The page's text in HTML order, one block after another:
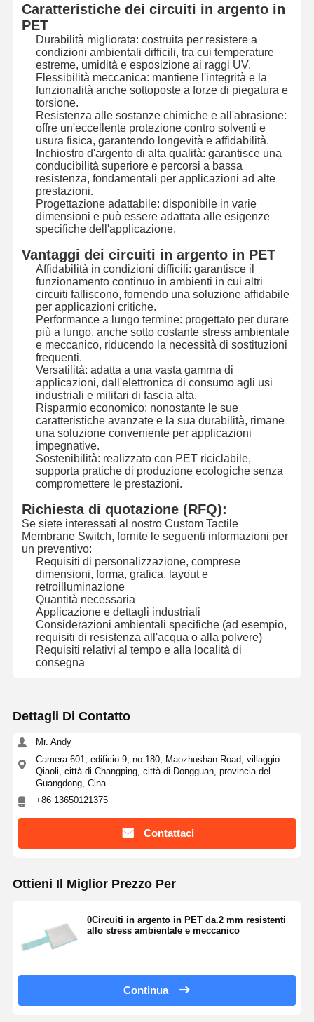
Casa. Prodotti Video Su Di Noi
Visita Alla
Fabbrica
Controllo
Della Qualità
Contattaci Notizie
Chiedi Un
Preventivo
Commutatore di membrana su ordinazione
Commutatore di membrana industriale
Commutatore di membrana flessibile
Commutatore di membrana del PWB
Commutatore di membrana di FPC
Commutatore di membrana della lampadina
Commutatore di membrana della tastiera
Commutatore del pannello della membrana
Circuiti in PET
Pellicola di guida luminosa
Assemblaggio a cupola di metallo
Lenti PMMA
Caratteristiche dei circuiti in argento in
PET
Durabilità migliorata: costruita per resistere a
condizioni ambientali difficili, tra cui temperature
estreme, umidità e esposizione ai raggi UV.
Flessibilità meccanica: mantiene l'integrità e la
funzionalità anche sottoposte a forze di piegatura e
torsione.
Resistenza alle sostanze chimiche e all'abrasione:
offre un'eccellente protezione contro solventi e
usura fisica, garantendo longevità e affidabilità.
Inchiostro d'argento di alta qualità: garantisce una
conducibilità superiore e percorsi a bassa
resistenza, fondamentali per applicazioni ad alte
prestazioni.
Progettazione adattabile: disponibile in varie
dimensioni e può essere adattata alle esigenze
specifiche dell'applicazione.
Vantaggi dei circuiti in argento in PET
Affidabilità in condizioni difficili: garantisce il
funzionamento continuo in ambienti in cui altri
circuiti falliscono, fornendo una soluzione affidabile
per applicazioni critiche.
Performance a lungo termine: progettato per durare
più a lungo, anche sotto costante stress ambientale
e meccanico, riducendo la necessità di sostituzioni
frequenti.
Versatilità: adatta a una vasta gamma di
applicazioni, dall'elettronica di consumo agli usi
industriali e militari di fascia alta.
Risparmio economico: nonostante le sue
caratteristiche avanzate e la sua durabilità, rimane
una soluzione conveniente per applicazioni
impegnative.
Sostenibilità: realizzato con PET riciclabile,
supporta pratiche di produzione ecologiche senza
compromettere le prestazioni.
Richiesta di quotazione (RFQ):
Se siete interessati al nostro Custom Tactile
Membrane Switch, fornite le seguenti informazioni per
un preventivo:
Requisiti di personalizzazione, comprese
dimensioni, forma, grafica, layout e
retroilluminazione
Quantità necessaria
Applicazione e dettagli industriali
Considerazioni ambientali specifiche (ad esempio,
requisiti di resistenza all'acqua o alla polvere)
Requisiti relativi al tempo e alla località di
consegna
Dettagli Di Contatto
Mr. Andy
Camera 601, edificio 9, no.180, Maozhushan Road, villaggio
Qiaoli, città di Changping, città di Dongguan, provincia del
Guangdong, Cina
+86 13650121375
Contattaci
Ottieni Il Miglior Prezzo Per
0Circuiti in argento in PET da.2 mm resistenti
allo stress ambientale e meccanico
Continua